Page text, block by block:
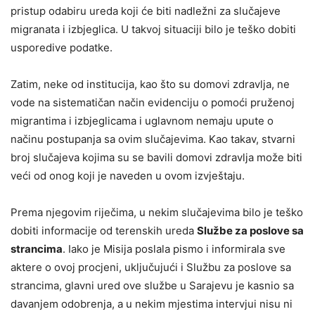
pristup odabiru ureda koji će biti nadležni za slučajeve
migranata i izbjeglica. U takvoj situaciji bilo je teško dobiti
usporedive podatke.
Zatim, neke od institucija, kao što su domovi zdravlja, ne
vode na sistematičan način evidenciju o pomoći pruženoj
migrantima i izbjeglicama i uglavnom nemaju upute o
načinu postupanja sa ovim slučajevima. Kao takav, stvarni
broj slučajeva kojima su se bavili domovi zdravlja može biti
veći od onog koji je naveden u ovom izvještaju.
Prema njegovim riječima, u nekim slučajevima bilo je teško
dobiti informacije od terenskih ureda Službe za poslove sa
strancima. Iako je Misija poslala pismo i informirala sve
aktere o ovoj procjeni, uključujući i Službu za poslove sa
strancima, glavni ured ove službe u Sarajevu je kasnio sa
davanjem odobrenja, a u nekim mjestima intervjui nisu ni